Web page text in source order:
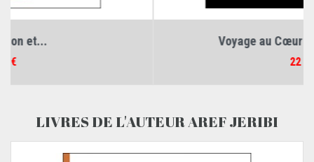
Voyage au Cœur des Espaces...
LIVRES DE L'AUTEUR AREF JERIBI